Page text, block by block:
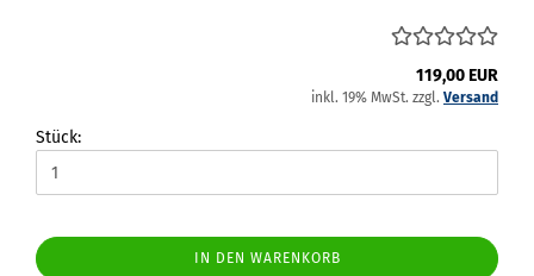
119,00 EUR
inkl. 19% MwSt. zzgl. Versand
Stück:
IN DEN WARENKORB